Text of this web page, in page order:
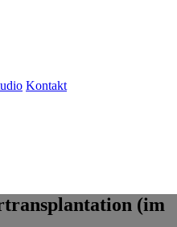
Kontakt
(im